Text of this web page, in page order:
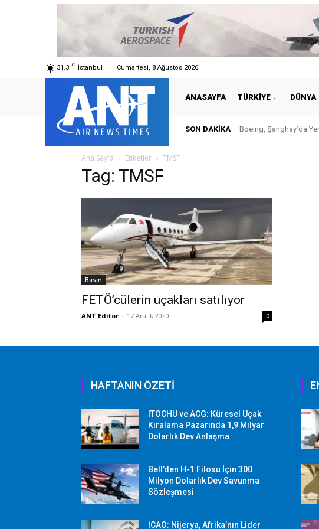
31.3 C İstanbul Cumartesi, 8 Ağustos 2026
ANASAYFA TÜRKIYE DÜNYA
SON DAKIKA Boeing, Şanghay’da
Ana Sayfa Etiketler TMSF
Tag: TMSF
Basın
FETÖ’cülerin uçakları satılıyor
ANT Editör - 17 Aralık 2020 0
HAFTANIN ÖZETİ
ITOCHU ve ACG: Küresel Uçak
Kiralama Pazarında 1,9 Milyar
Dolarlık Dev Anlaşma
Bell’den H-1 Filosu İçin 300
Milyon Dolarlık Dev Savunma
Sözleşmesi
ICAO: Nijerya, Afrika’nın Lider